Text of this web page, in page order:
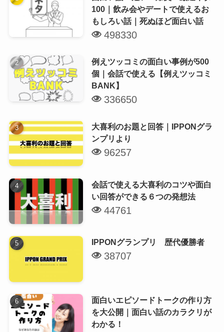
100｜飲み会やデートで使えるお
もしろい話｜死ぬほど面白い話
498330
例えツッコミの面白い事例が500
個｜会話で使える【例えツッコミ
BANK】
336650
大喜利のお題と回答｜IPPONグラ
ンプリより
96257
会話で使える大喜利のコツや面白
い回答ができる６つの発想法
44761
IPPONグランプリ 歴代優勝者
38707
面白いエピソードトークの作り方
を大公開｜面白い話のカラクリが
わかる！